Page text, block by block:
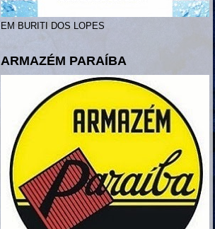
EM BURITI DOS LOPES
ARMAZÉM PARAÍBA